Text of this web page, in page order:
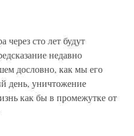
сто лет будут
недавно
дословно, как мы его
день, уничтожение
как бы в промежутке от